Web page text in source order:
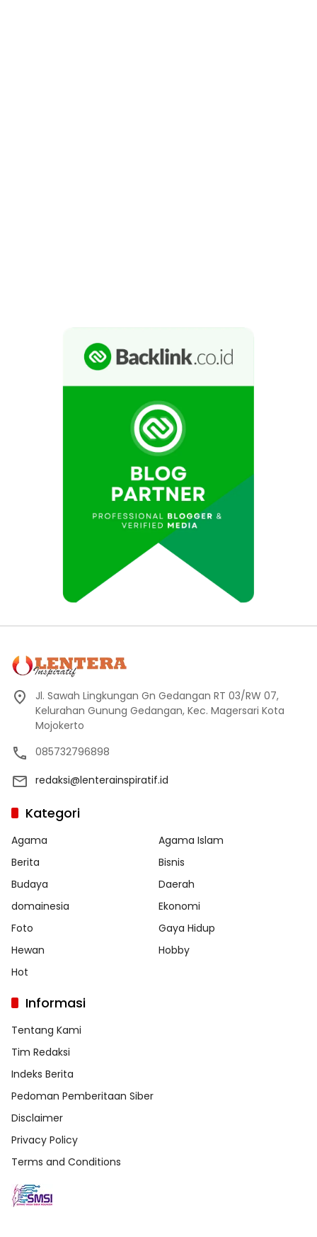
Jl. Sawah Lingkungan Gn Gedangan RT 03/RW 07,
Kelurahan Gunung Gedangan, Kec. Magersari Kota
Mojokerto
085732796898
redaksi@lenterainspiratif.id
Kategori
Agama
Agama Islam
Berita
Bisnis
Budaya
Daerah
domainesia
Ekonomi
Foto
Gaya Hidup
Hewan
Hobby
Hot
Informasi
Tentang Kami
Tim Redaksi
Indeks Berita
Pedoman Pemberitaan Siber
Disclaimer
Privacy Policy
Terms and Conditions